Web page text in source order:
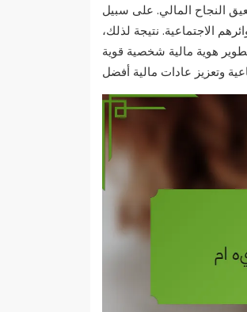
النجاح المالي. على سبيل
الاجتماعية. نتيجة لذلك،
هوية مالية شخصية قوية